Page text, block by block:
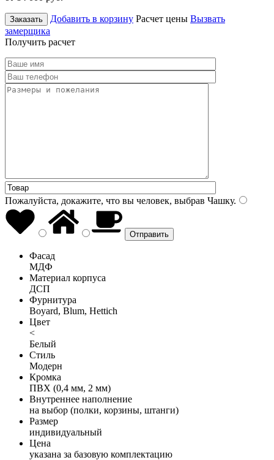
Заказать Добавить в корзину Расчет цены Вызвать
замерщика
Получить расчет
Пожалуйста, докажите, что вы человек, выбрав Чашку.
Фасад
МДФ
Материал корпуса
ДСП
Фурнитура
Boyard, Blum, Hettich
Цвет
<
Белый
Стиль
Модерн
Кромка
ПВХ (0,4 мм, 2 мм)
Внутреннее наполнение
на выбор (полки, корзины, штанги)
Размер
индивидуальный
Цена
указана за базовую комплектацию